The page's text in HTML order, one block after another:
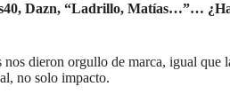
Dazn, “Ladrillo, Matías…”…
dieron orgullo de marca, igual que
no solo impacto.